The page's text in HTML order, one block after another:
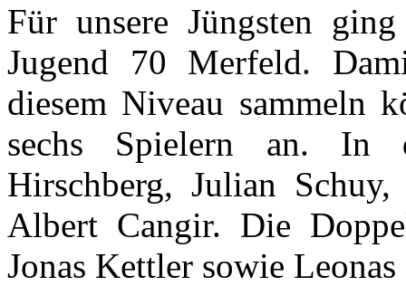
Für unsere Jüngsten
Jugend 70 Merfeld.
diesem Niveau sammeln
sechs Spielern an. In
Hirschberg, Julian
Albert Cangir. Die
Jonas Kettler sowie